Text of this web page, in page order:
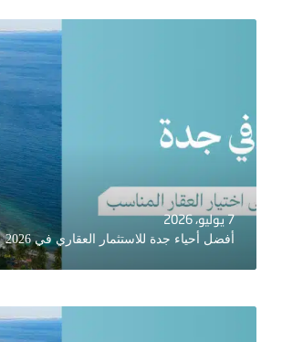
7 يوليو، 2026
أفضل أحياء جدة للاستثمار العقاري في 2026